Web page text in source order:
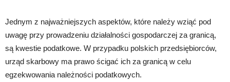
Jednym z najważniejszych aspektów, które należy wziąć pod
uwagę przy prowadzeniu działalności gospodarczej za granicą,
są kwestie podatkowe. W przypadku polskich przedsiębiorców,
urząd skarbowy ma prawo ścigać ich za granicą w celu
egzekwowania należności podatkowych.